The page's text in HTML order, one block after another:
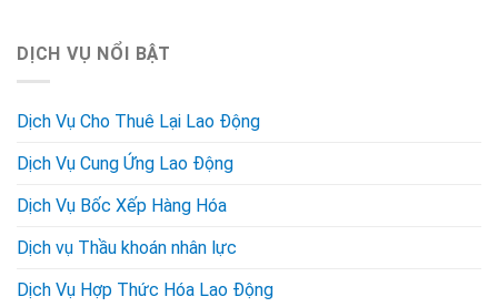
DỊCH VỤ NỔI BẬT
Dịch Vụ Cho Thuê Lại Lao Động
Dịch Vụ Cung Ứng Lao Động
Dịch Vụ Bốc Xếp Hàng Hóa
Dịch vụ Thầu khoán nhân lực
Dịch Vụ Hợp Thức Hóa Lao Động